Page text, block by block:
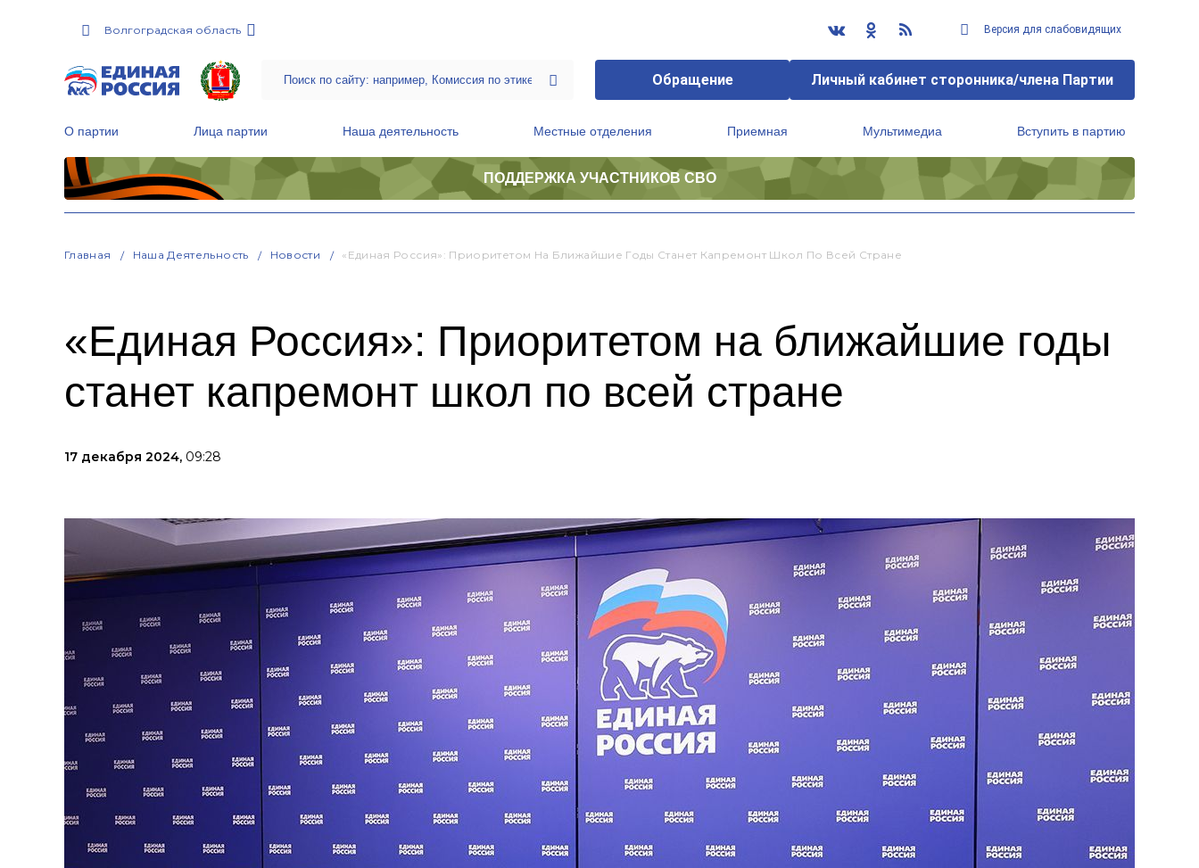
Волгоградская область Версия для слабовидящих
Обращение Личный кабинет сторонника/члена Партии
О партии Лица партии Наша деятельность Местные отделения Приемная Мультимедиа Вступить в партию
ПОДДЕРЖКА УЧАСТНИКОВ СВО
Главная Наша Деятельность Новости «Единая Россия»: Приоритетом На Ближайшие Годы Станет Капремонт Школ По Всей Стране
«Единая Россия»: Приоритетом на ближайшие годы
станет капремонт школ по всей стране
17 декабря 2024, 09:28